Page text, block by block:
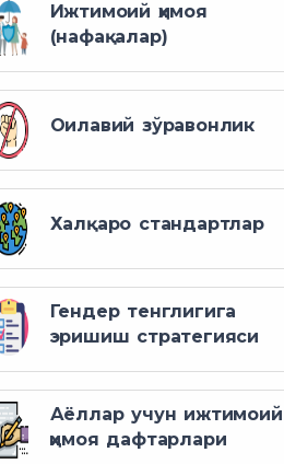
Ижтимоий ҳимоя
(нафақалар)
Оилавий зўравонлик
Халқаро стандартлар
Гендер тенглигига
эришиш стратегияси
Аёллар учун ижтимоий
ҳимоя дафтарлари